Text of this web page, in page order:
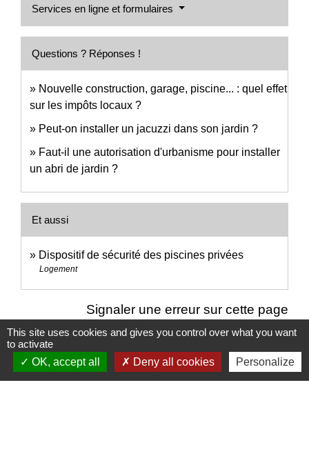
Services en ligne et formulaires
Questions ? Réponses !
Nouvelle construction, garage, piscine... : quel effet
sur les impôts locaux ?
Peut-on installer un jacuzzi dans son jardin ?
Faut-il une autorisation d'urbanisme pour installer
un abri de jardin ?
Et aussi
Dispositif de sécurité des piscines privées
Logement
Signaler une erreur sur cette page
This site uses cookies and gives you control over what you want
to activate
OK, accept all
Deny all cookies Personalize